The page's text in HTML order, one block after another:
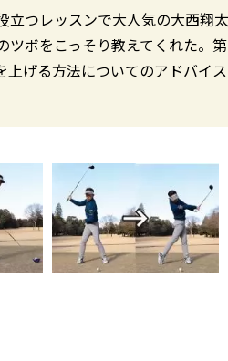
つレッスンで大人気の大西翔
ボをこっそり教えてくれた。
げる方法についてのアドバイ